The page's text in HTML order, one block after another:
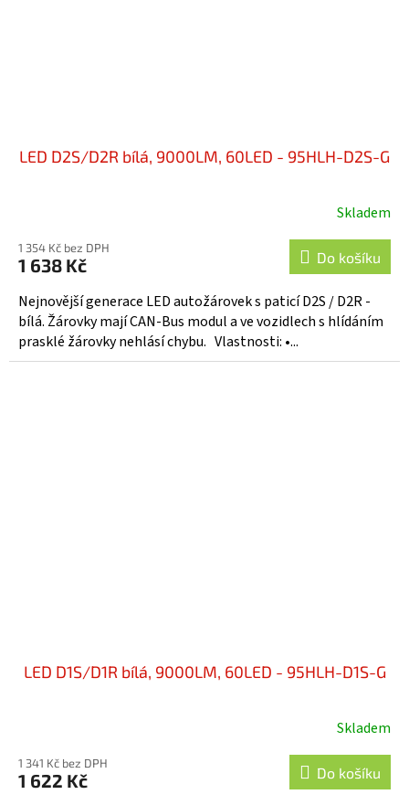
LED D2S/D2R bílá, 9000LM, 60LED - 95HLH-D2S-G
produktu
je
5,0
z
5
hvězdiček.
Skladem
1 354 Kč bez DPH
1 638 Kč Do košíku
Nejnovější generace LED autožárovek s paticí D2S / D2R -
bílá. Žárovky mají CAN-Bus modul a ve vozidlech s hlídáním
prasklé žárovky nehlásí chybu. Vlastnosti: •...
LED D1S/D1R bílá, 9000LM, 60LED - 95HLH-D1S-G
Skladem
1 341 Kč bez DPH
1 622 Kč Do košíku